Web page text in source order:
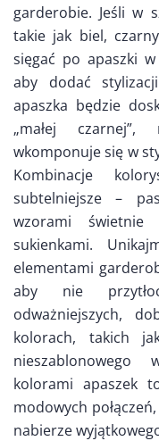
garderobie. Jeśli w
takie jak biel,
sięgać po apaszki
aby dodać
apaszka będzie
„małej
wkomponuje się w
Kombinacje
subtelniejsze –
wzorami świetnie
sukienkami.
elementami
aby nie
odważniejszych,
kolorach, takich
nieszablonowego
kolorami apaszek
modowych
nabierze